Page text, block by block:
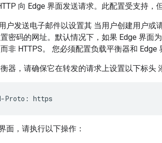
向 Edge 界面发送请求。此配置受支持，
户发送电子邮件以设置其 当用户创建用户
密码的网址。默认情况下，如果 Edge 界面
非 HTTPS。 您必须配置负载平衡器和 Edge
器，请确保它在转发的请求上设置以下标头
Proto: https
面，请执行以下操作：